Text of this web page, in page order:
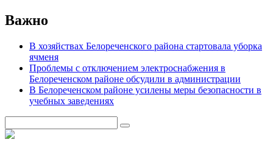
Важно
В хозяйствах Белореченского района стартовала уборка
ячменя
Проблемы с отключением электроснабжения в
Белореченском районе обсудили в администрации
В Белореченском районе усилены меры безопасности в
учебных заведениях